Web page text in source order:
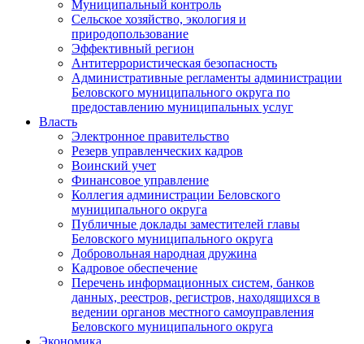
Муниципальный контроль
Сельское хозяйство, экология и
природопользование
Эффективный регион
Антитеррористическая безопасность
Административные регламенты администрации
Беловского муниципального округа по
предоставлению муниципальных услуг
Власть
Электронное правительство
Резерв управленческих кадров
Воинский учет
Финансовое управление
Коллегия администрации Беловского
муниципального округа
Публичные доклады заместителей главы
Беловского муниципального округа
Добровольная народная дружина
Кадровое обеспечение
Перечень информационных систем, банков
данных, реестров, регистров, находящихся в
ведении органов местного самоуправления
Беловского муниципального округа
Экономика